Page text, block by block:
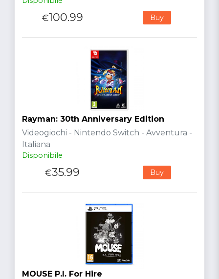
€100.99 Buy
Rayman: 30th Anniversary Edition
Videogiochi - Nintendo Switch - Avventura -
Italiana
Disponibile
€35.99 Buy
MOUSE P.I. For Hire